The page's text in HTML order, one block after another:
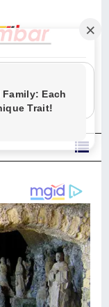
untuk Nabi.
untuk Nabi dan
kepadanya." (Qs. Al